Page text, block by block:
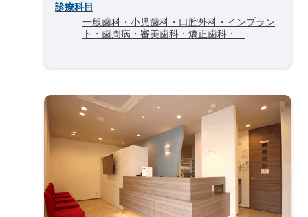
診療科目
一般歯科・小児歯科・口腔外科・インプラン
ト・歯周病・審美歯科・矯正歯科・...